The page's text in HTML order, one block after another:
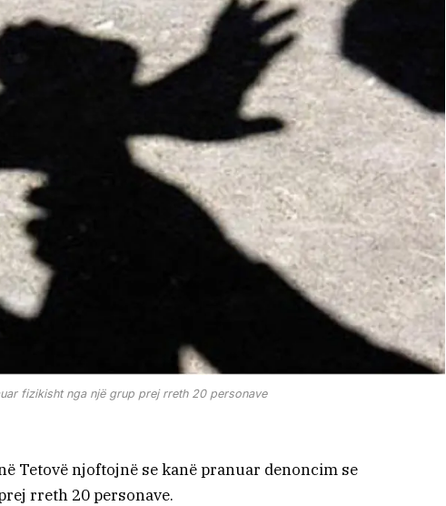
fizikisht nga një grup prej rreth 20 personave
Tetovë njoftojnë se kanë pranuar denoncim se
rreth 20 personave.